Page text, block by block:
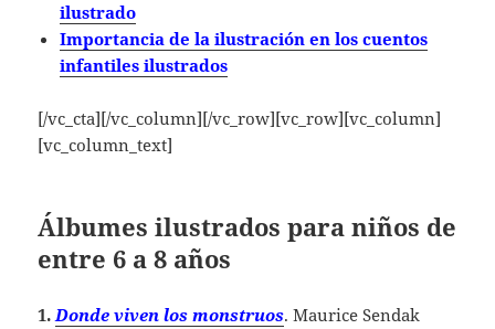
ilustrado
Importancia de la ilustración en los cuentos
infantiles ilustrados
[/vc_cta][/vc_column][/vc_row][vc_row][vc_column]
[vc_column_text]
Álbumes ilustrados para niños de
entre 6 a 8 años
1.Donde viven los monstruos. Maurice Sendak